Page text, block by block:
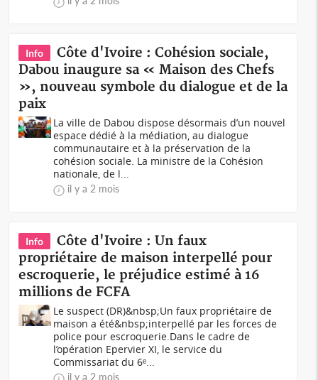
Info
Côte d'Ivoire : Cohésion sociale,
Dabou inaugure sa « Maison des Chefs
», nouveau symbole du dialogue et de la
paix
La ville de Dabou dispose désormais d’un nouvel
espace dédié à la médiation, au dialogue
communautaire et à la préservation de la
cohésion sociale. La ministre de la Cohésion
nationale, de l...
il y a 2 mois
Info
Côte d'Ivoire : Un faux
propriétaire de maison interpellé pour
escroquerie, le préjudice estimé à 16
millions de FCFA
Le suspect (DR)&nbsp;Un faux propriétaire de
maison a été&nbsp;interpellé par les forces de
police pour escroquerie.Dans le cadre de
l’opération Epervier XI, le service du
Commissariat du 6ᵉ...
il y a 2 mois